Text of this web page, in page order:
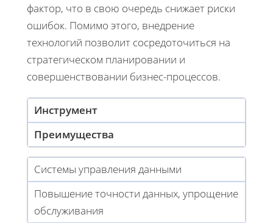
фактор, что в свою очередь снижает риски
ошибок. Помимо этого, внедрение
технологий позволит сосредоточиться на
стратегическом планировании и
совершенствовании бизнес-процессов.
Инструмент
Преимущества
Системы управления данными
Повышение точности данных, упрощение
обслуживания